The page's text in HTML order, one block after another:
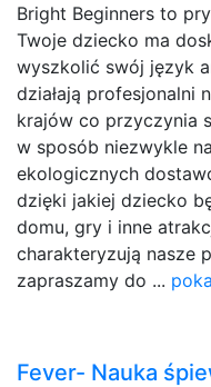
Bright Beginners to
Twoje dziecko ma
wyszkolić swój język
działają profesjonalni
krajów co przyczynia
w sposób niezwykle
ekologicznych
dzięki jakiej dziecko
domu, gry i inne
charakteryzują nasze
zapraszamy do ...
Fever- Nauka